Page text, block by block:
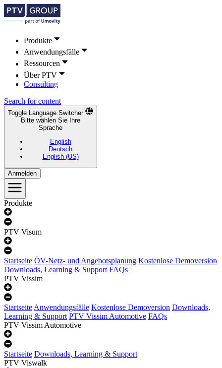
Produkte
Anwendungsfälle
Ressourcen
Über PTV
Consulting
Search for content
Toggle Language Switcher
Bitte wählen Sie Ihre
Sprache
English
Deutsch
English (US)
Anmelden
Produkte
PTV Visum
Startseite ÖV-Netz- und Angebotsplanung Kostenlose Demoversion
Downloads, Learning & Support FAQs
PTV Vissim
StartseiteAnwendungsfälle Kostenlose Demoversion Downloads,
Learning & Support PTV Vissim Automotive FAQs
PTV Vissim Automotive
Startseite Downloads, Learning & Support
PTV Viswalk